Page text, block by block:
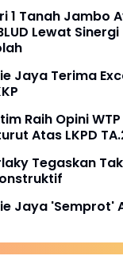
1 Tanah Jambo
Lewat Sinergi
Jaya Terima
Raih Opini WTP
Atas LKPD
Tegaskan
Jaya 'Semprot'